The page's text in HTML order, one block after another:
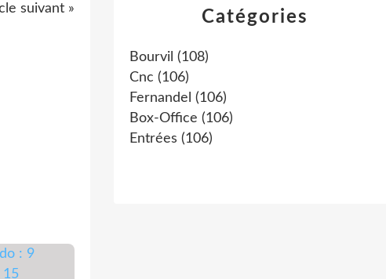
suivant » Catégories
Bourvil (108)
Cnc (106)
Fernandel (106)
Box-Office (106)
Entrées (106)